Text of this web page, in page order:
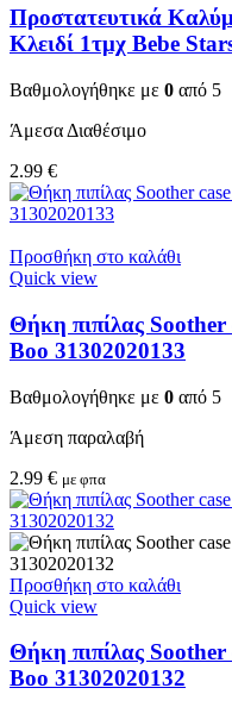
Προστατευτικά
Κλειδί 1τμχ Bebe
Βαθμολογήθηκε με 0 από 5
Άμεσα Διαθέσιμο
2.99 €
Προσθήκη στο καλάθι
Quick view
Θήκη πιπίλας
Boo 31302020133
Βαθμολογήθηκε με 0 από 5
Άμεση παραλαβή
2.99 € με φπα
Προσθήκη στο καλάθι
Quick view
Θήκη πιπίλας
Boo 31302020132